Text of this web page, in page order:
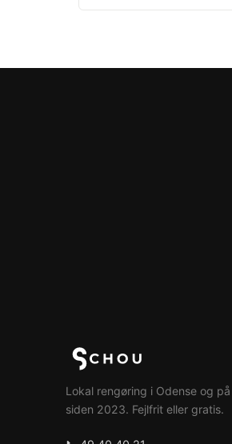
Lokal rengøring i Odense og på
siden 2023. Fejlfrit eller gratis.